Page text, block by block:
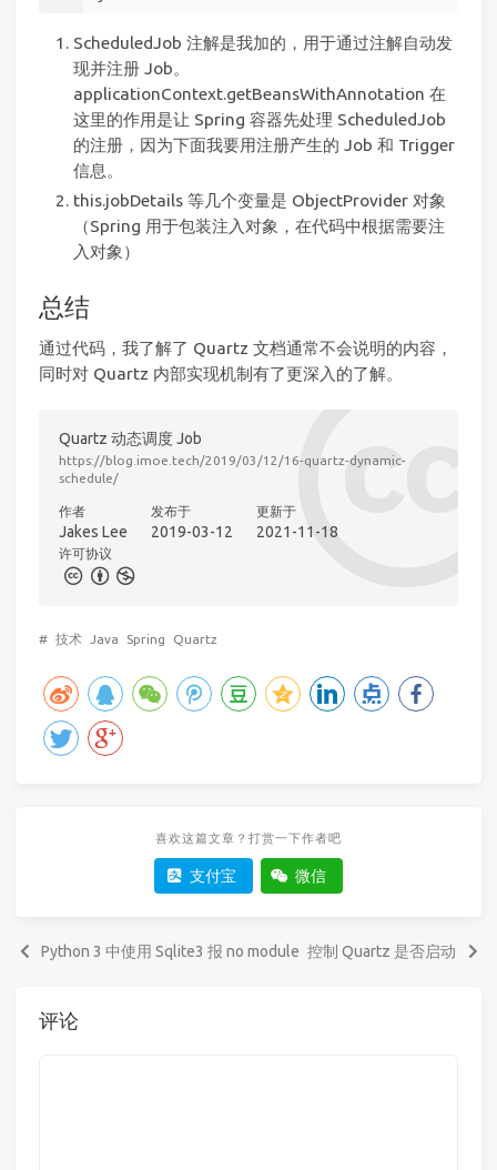
ScheduledJob 注解是我加的，用于通过注解自动发
现并注册 Job。
applicationContext.getBeansWithAnnotation 在
这里的作用是让 Spring 容器先处理 ScheduledJob
的注册，因为下面我要用注册产生的 Job 和 Trigger
信息。
this.jobDetails 等几个变量是 ObjectProvider 对象
（Spring 用于包装注入对象，在代码中根据需要注
入对象）
总结
通过代码，我了解了 Quartz 文档通常不会说明的内容，
同时对 Quartz 内部实现机制有了更深入的了解。
Quartz 动态调度 Job
https://blog.imoe.tech/2019/03/12/16-quartz-dynamic-
schedule/
作者
Jakes Lee
发布于
2019-03-12
更新于
2021-11-18
许可协议
# 技术 Java Spring Quartz
喜欢这篇文章？打赏一下作者吧
支付宝 微信
Python 3 中使用 Sqlite3 报 no module 控制 Quartz 是否启动
评论